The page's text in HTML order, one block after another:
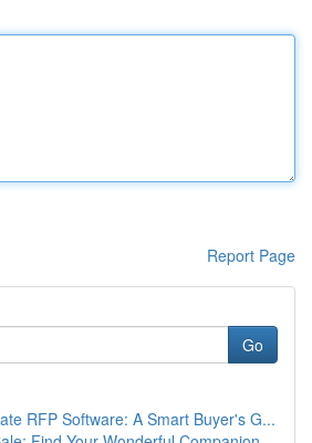
Report Page
Go
RFP Software: A Smart Buyer's G...